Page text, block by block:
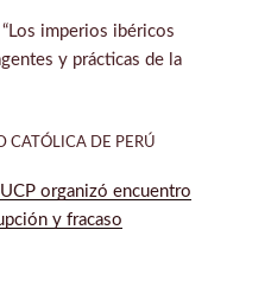
imperios ibéricos
y prácticas de la
CATÓLICA DE PERÚ
organizó encuentro
y fracaso